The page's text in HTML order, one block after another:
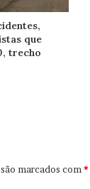
que
trecho
marcados com*